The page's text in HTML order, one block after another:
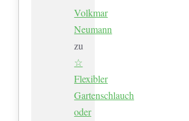
Volkmar
Neumann
zu
☆
Flexibler
Gartenschlauch
oder